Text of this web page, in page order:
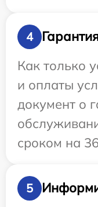
4
Как только
и оплаты
документ о
сроком на
5